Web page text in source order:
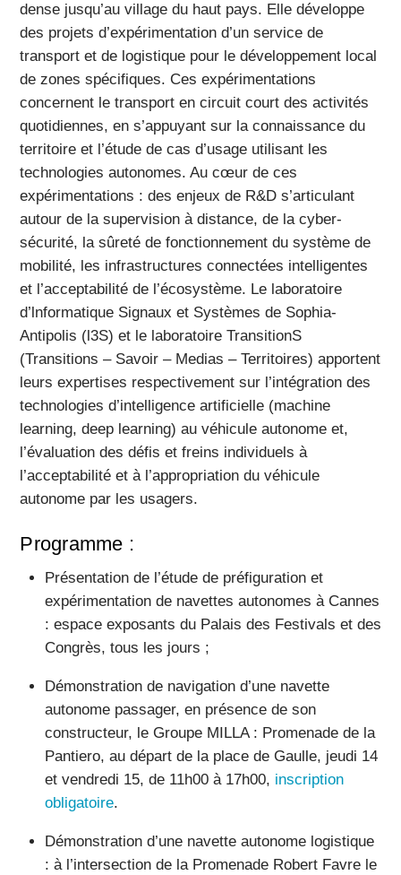
dense jusqu’au village du haut pays. Elle développe
des projets d’expérimentation d’un service de
transport et de logistique pour le développement local
de zones spécifiques. Ces expérimentations
concernent le transport en circuit court des activités
quotidiennes, en s’appuyant sur la connaissance du
territoire et l’étude de cas d’usage utilisant les
technologies autonomes. Au cœur de ces
expérimentations : des enjeux de R&D s’articulant
autour de la supervision à distance, de la cyber-
sécurité, la sûreté de fonctionnement du système de
mobilité, les infrastructures connectées intelligentes
et l’acceptabilité de l’écosystème. Le laboratoire
d’lnformatique Signaux et Systèmes de Sophia-
Antipolis (l3S) et le laboratoire TransitionS
(Transitions – Savoir – Medias – Territoires) apportent
leurs expertises respectivement sur l’intégration des
technologies d’intelligence artificielle (machine
learning, deep learning) au véhicule autonome et,
l’évaluation des défis et freins individuels à
l’acceptabilité et à l’appropriation du véhicule
autonome par les usagers.
Programme :
Présentation de l’étude de préfiguration et
expérimentation de navettes autonomes à Cannes
: espace exposants du Palais des Festivals et des
Congrès, tous les jours ;
Démonstration de navigation d’une navette
autonome passager, en présence de son
constructeur, le Groupe MILLA : Promenade de la
Pantiero, au départ de la place de Gaulle, jeudi 14
et vendredi 15, de 11h00 à 17h00, inscription
obligatoire.
Démonstration d’une navette autonome logistique
: à l’intersection de la Promenade Robert Favre le